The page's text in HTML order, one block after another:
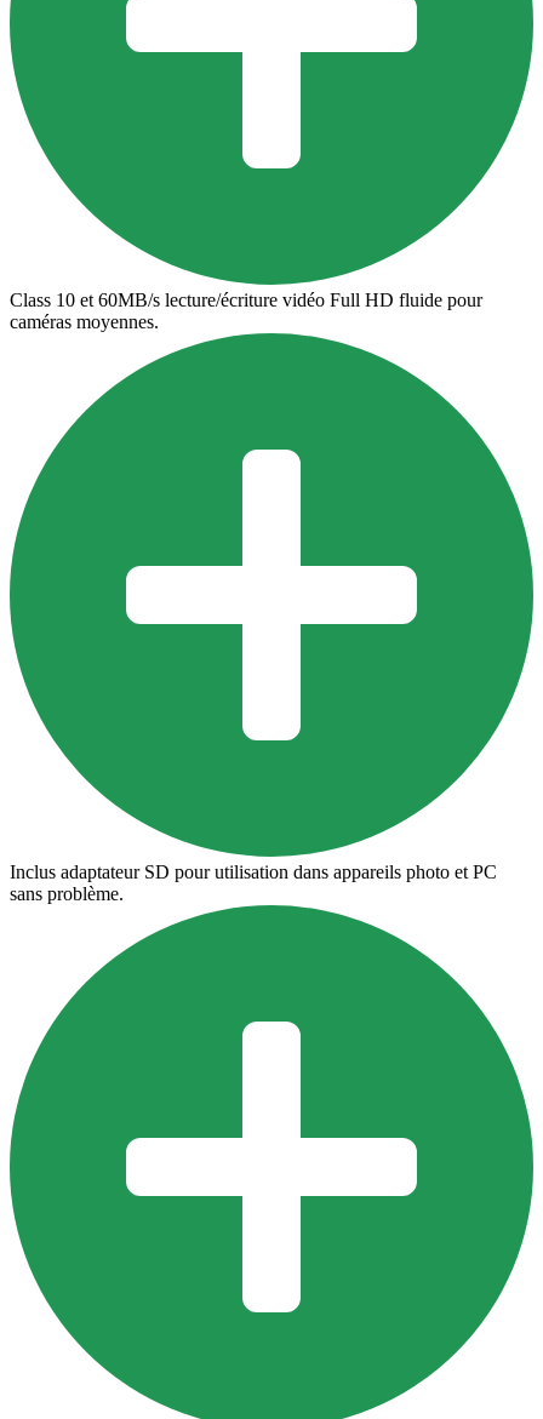
Class 10 et 60MB/s lecture/écriture vidéo Full HD fluide pour
caméras moyennes.
Inclus adaptateur SD pour utilisation dans appareils photo et PC
sans problème.